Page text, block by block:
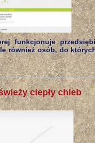
funkcjonuje
również osób, do
ciepły chleb